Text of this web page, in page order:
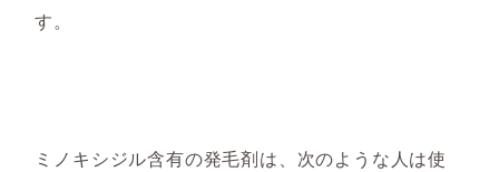
す。
ミノキシジル含有の発毛剤は、次のような人は使